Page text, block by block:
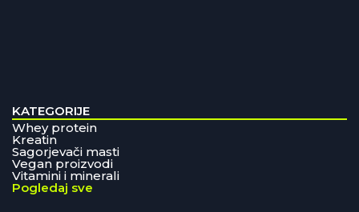
KATEGORIJE
Whey protein
Kreatin
Sagorjevači masti
Vegan proizvodi
Vitamini i minerali
Pogledaj sve